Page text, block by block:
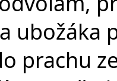
ubožáka
prachu